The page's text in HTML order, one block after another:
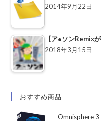
2014年9月22日
【ア●ソンRemix
2018年3月15日
おすすめ商品
Omnisphere 3